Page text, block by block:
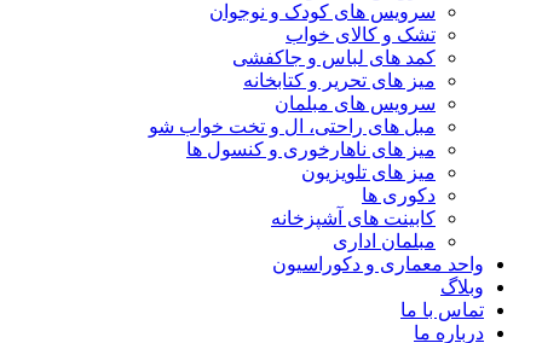
سرویس های کودک و نوجوان
تشک و کالای خواب
کمد های لباس و جاکفشی
میز های تحریر و کتابخانه
سرویس های مبلمان
مبل های راحتی، ال و تخت خواب شو
میز های ناهارخوری و کنسول ها
میز های تلویزیون
دکوری ها
کابینت های آشپزخانه
مبلمان اداری
واحد معماری و دکوراسیون
وبلاگ
تماس با ما
درباره ما